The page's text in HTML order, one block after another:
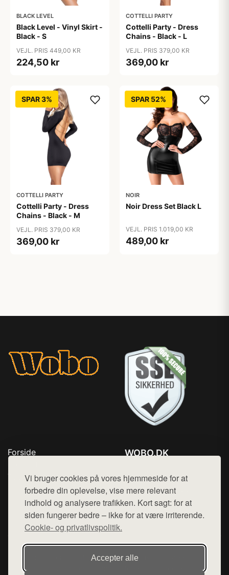
Vi bruger cookies på vores hjemmeside for at
forbedre din oplevelse, vise mere relevant
indhold og analysere trafikken. Kort sagt: for at
siden fungerer bedre – ikke for at være irriterende.
Cookie- og privatlivspolitik.
Accepter alle
BLACK LEVEL
Black Level - Vinyl Skirt -
Black - S
VEJL. PRIS 449,00 KR
224,50 kr
COTTELLI PARTY
Cottelli Party - Dress
Chains - Black - L
VEJL. PRIS 379,00 KR
369,00 kr
SPAR 3%
COTTELLI PARTY
Cottelli Party - Dress
Chains - Black - M
VEJL. PRIS 379,00 KR
369,00 kr
SPAR 52%
NOIR
Noir Dress Set Black L
VEJL. PRIS 1.019,00 KR
489,00 kr
Forside
Top Rabatter
Kontakt
WOBO.DK
Mail: hej@want.dk
Cookie- og privatlivspolitik
Denne side er en del af want.dk, der udgiver en række
hjemmesider med præsentation af forskellige produkter fra